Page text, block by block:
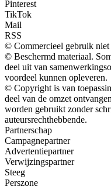
Pinterest
TikTok
Mail
RSS
© Commercieel gebruik niet
© Beschermd materiaal.
deel uit van
voordeel kunnen opleveren.
© Copyright is van
deel van de omzet
worden gebruikt zonder
auteursrechthebbende.
Partnerschap
Campagnepartner
Advertentiepartner
Verwijzingspartner
Steeg
Perszone